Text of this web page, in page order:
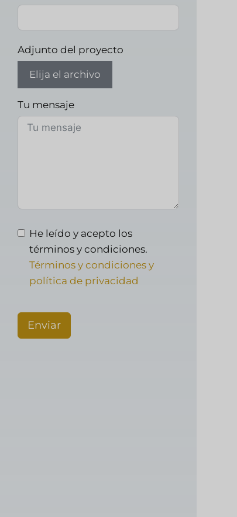
Adjunto del proyecto
Elija el archivo
Tu mensaje
He leído y acepto los
términos y condiciones.
Términos y condiciones y
política de privacidad
Enviar